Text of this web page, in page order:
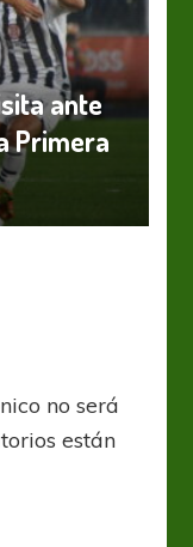
ante
Primera
no será
están